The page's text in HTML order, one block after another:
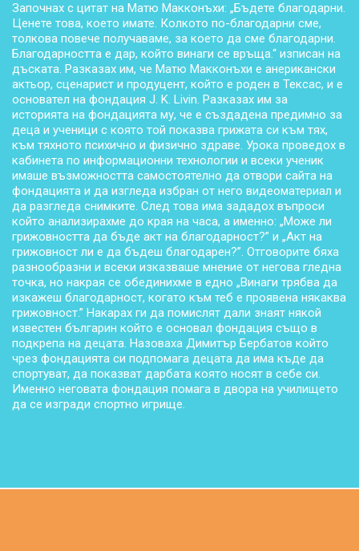
Започнах с цитат на Матю Макконъхи: „Бъдете благодарни.
Ценете това, което имате. Колкото по-благодарни сме,
толкова повече получаваме, за което да сме благодарни.
Благодарността е дар, който винаги се връща.“ изписан на
дъската. Разказах им, че Матю Макконъхи е анерикански
актьор, сценарист и продуцент, който е роден в Тексас, и е
основател на фондация J. K. Livin. Разказах им за
историята на фондацията му, че е създадена предимно за
деца и ученици с която той показва грижата си към тях,
към тяхното психично и физично здраве. Урока проведох в
кабинета по информационни технологии и всеки ученик
имаше възможността самостоятелно да отвори сайта на
фондацията и да изгледа избран от него видеоматериал и
да разгледа снимките. След това има зададох въпроси
който анализирахме до края на часа, а именно: „Може ли
грижовността да бъде акт на благодарност?” и „Акт на
грижовност ли е да бъдеш благодарен?”. Отговорите бяха
разнообразни и всеки изказваше мнение от негова гледна
точка, но накрая се обединихме в едно „Винаги трябва да
изкажеш благодарност, когато към теб е проявена някаква
грижовност.” Накарах ги да помислят дали знаят някой
известен българин който е основал фондация също в
подкрепа на децата. Назоваха Димитър Бербатов който
чрез фондацията си подпомага децата да има къде да
спортуват, да показват дарбата която носят в себе си.
Именно неговата фондация помага в двора на училището
да се изгради спортно игрище.